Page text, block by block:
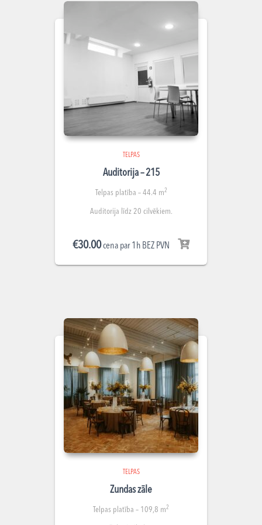
TELPAS
Auditorija – 215
Telpas platība – 44.4 m2
Auditorija līdz 20 cilvēkiem.
€30.00cena par 1h BEZ PVN
TELPAS
Zundas zāle
Telpas platība – 109,8 m2